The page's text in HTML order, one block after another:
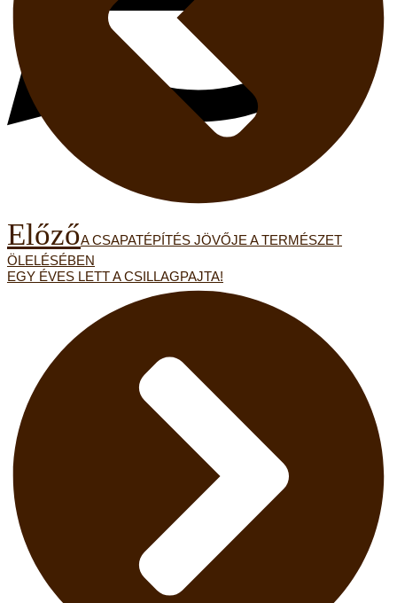
ElőzőA CSAPATÉPÍTÉS JÖVŐJE A TERMÉSZET
ÖLELÉSÉBEN
EGY ÉVES LETT A CSILLAGPAJTA!